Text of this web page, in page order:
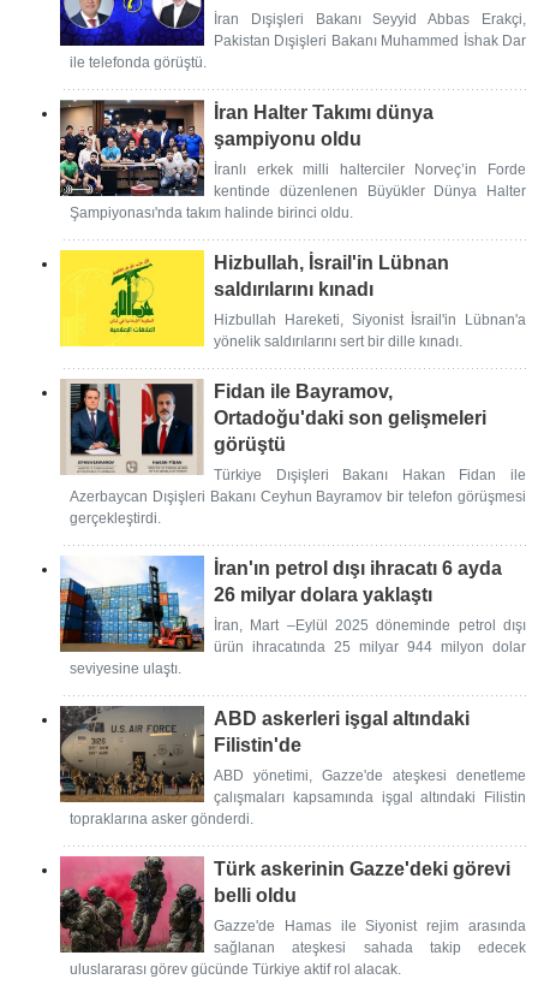
İran Dışişleri Bakanı Seyyid Abbas Erakçi,
Pakistan Dışişleri Bakanı Muhammed İshak Dar
ile telefonda görüştü.
İran Halter Takımı dünya
şampiyonu oldu
İranlı erkek milli halterciler Norveç’in Forde
kentinde düzenlenen Büyükler Dünya Halter
Şampiyonası'nda takım halinde birinci oldu.
Hizbullah, İsrail'in Lübnan
saldırılarını kınadı
Hizbullah Hareketi, Siyonist İsrail'in Lübnan'a
yönelik saldırılarını sert bir dille kınadı.
Fidan ile Bayramov,
Ortadoğu'daki son gelişmeleri
görüştü
Türkiye Dışişleri Bakanı Hakan Fidan ile
Azerbaycan Dışişleri Bakanı Ceyhun Bayramov bir telefon görüşmesi
gerçekleştirdi.
İran'ın petrol dışı ihracatı 6 ayda
26 milyar dolara yaklaştı
İran, Mart –Eylül 2025 döneminde petrol dışı
ürün ihracatında 25 milyar 944 milyon dolar
seviyesine ulaştı.
ABD askerleri işgal altındaki
Filistin'de
ABD yönetimi, Gazze'de ateşkesi denetleme
çalışmaları kapsamında işgal altındaki Filistin
topraklarına asker gönderdi.
Türk askerinin Gazze'deki görevi
belli oldu
Gazze'de Hamas ile Siyonist rejim arasında
sağlanan ateşkesi sahada takip edecek
uluslararası görev gücünde Türkiye aktif rol alacak.